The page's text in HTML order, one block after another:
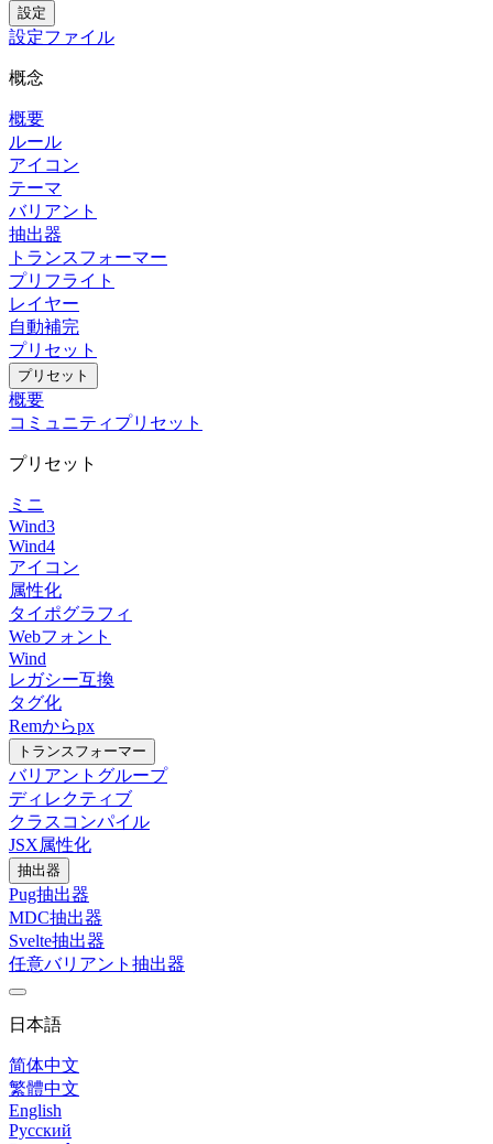
設定
設定ファイル
概念
概要
ルール
アイコン
テーマ
バリアント
抽出器
トランスフォーマー
プリフライト
レイヤー
自動補完
プリセット
プリセット
概要
コミュニティプリセット
プリセット
ミニ
Wind3
Wind4
アイコン
属性化
タイポグラフィ
Webフォント
Wind
レガシー互換
タグ化
Remからpx
トランスフォーマー
バリアントグループ
ディレクティブ
クラスコンパイル
JSX属性化
抽出器
Pug抽出器
MDC抽出器
Svelte抽出器
任意バリアント抽出器
日本語
简体中文
繁體中文
English
Русский